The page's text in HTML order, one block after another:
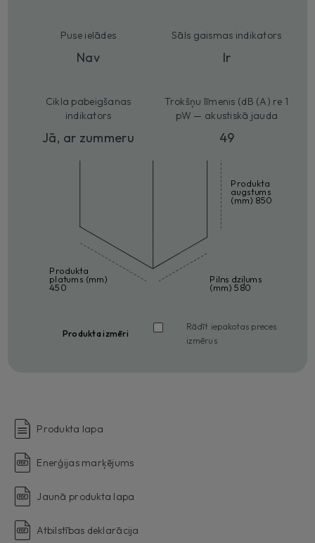
Puse ielādes
Nav
Sāls gaismas indikators
Ir
Cikla pabeigšanas
indikators
Jā, ar zummeru
Trokšņu līmenis (dB (A) re 1
pW — akustiskā jauda
49
Produkta
augstums
(mm) 850
Pilns dziļums
(mm) 580
Produkta
platums (mm)
450
Produkta izmēri
Rādīt iepakotas preces
izmērus
Produkta lapa
Enerģijas marķējums
Jaunā produkta lapa
Atbilstības deklarācija